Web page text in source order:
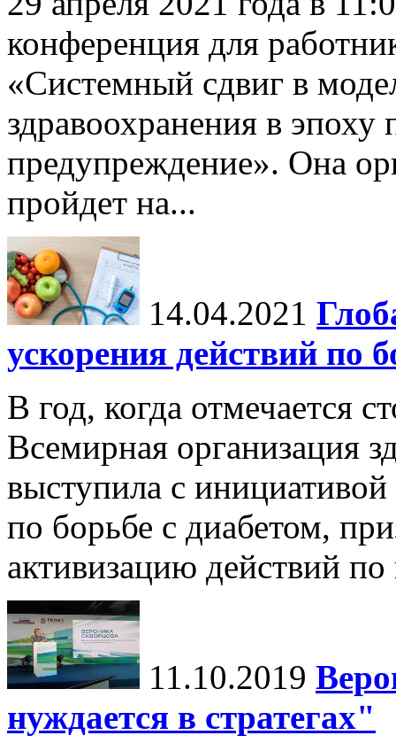
конференция для
«Системный сдвиг в
здравоохранения в
предупреждение». Она
пройдет на...
14.04.2021
ускорения действий по
В год, когда отмечается
Всемирная организация
выступила с
по борьбе с диабетом,
активизацию действий
11.10.2019
нуждается в стратегах"